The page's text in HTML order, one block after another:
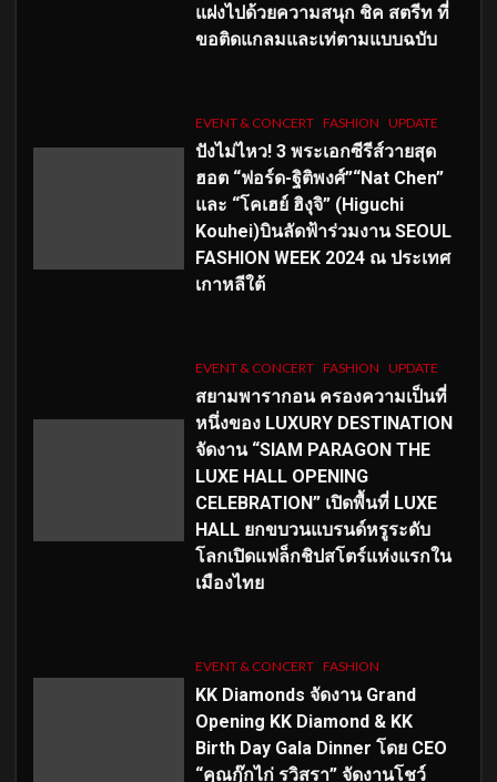
แฝงไปด้วยความสนุก ชิค สตรีท ที่
ขอติดแกลมและเท่ตามแบบฉบับ
EVENT & CONCERT FASHION UPDATE
ปังไม่ไหว! 3 พระเอกซีรีส์วายสุด
ฮอต “ฟอร์ด-ฐิติพงศ์”“Nat Chen”
และ “โคเฮย์ ฮิงุจิ” (Higuchi
Kouhei)บินลัดฟ้าร่วมงาน SEOUL
FASHION WEEK 2024 ณ ประเทศ
เกาหลีใต้
EVENT & CONCERT FASHION UPDATE
สยามพารากอน ครองความเป็นที่
หนึ่งของ LUXURY DESTINATION
จัดงาน “SIAM PARAGON THE
LUXE HALL OPENING
CELEBRATION” เปิดพื้นที่ LUXE
HALL ยกขบวนแบรนด์หรูระดับ
โลกเปิดแฟล็กชิปสโตร์แห่งแรกใน
เมืองไทย
EVENT & CONCERT FASHION
KK Diamonds จัดงาน Grand
Opening KK Diamond & KK
Birth Day Gala Dinner โดย CEO
“คุณกุ๊กไก่ รวิสรา” จัดงานโชว์